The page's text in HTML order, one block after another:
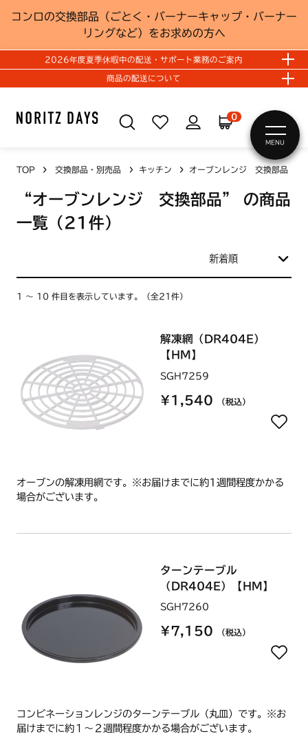
コンロの交換部品（ごとく・バーナーキャップ・バーナー
リングなど）をお求めの方へ
2026年度夏季休暇中の配送・サポート業務のご案内
商品の配送について
0
MENU
TOP 交換部品・別売品 キッチン オーブンレンジ 交換部品
“オーブンレンジ 交換部品” の商品
一覧（21件）
1 ～ 10 件目を表示しています。（全21件）
解凍網（DR404E）
【HM】
SGH7259
¥1,540 （税込）
オーブンの解凍用網です。※お届けまでに約1週間程度かかる
場合がございます。
ターンテーブル
（DR404E）【HM】
SGH7260
¥7,150 （税込）
コンビネーションレンジのターンテーブル（丸皿）です。※お
届けまでに約１～２週間程度かかる場合がございます。